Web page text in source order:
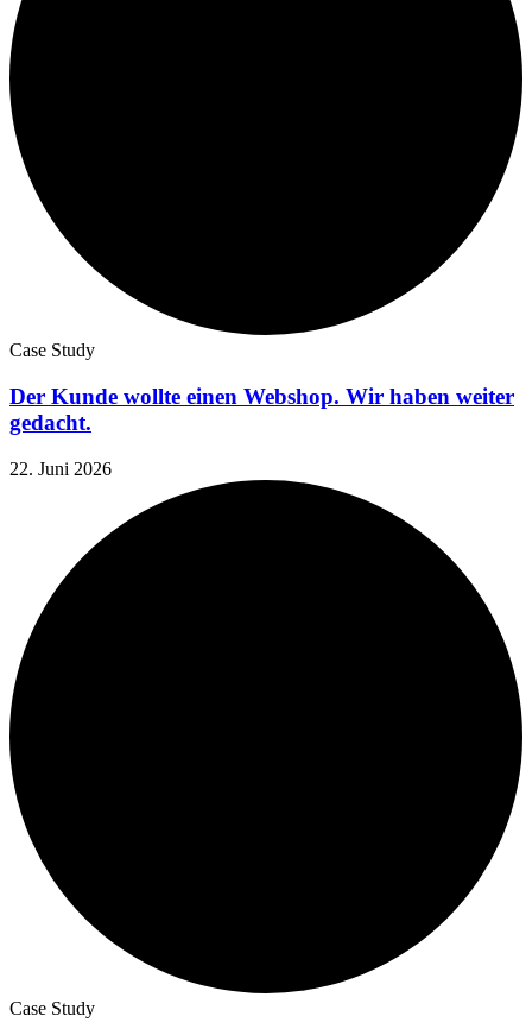
Case Study
Der Kunde wollte einen Webshop. Wir haben weiter
gedacht.
22. Juni 2026
Case Study